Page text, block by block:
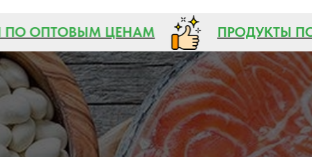
ПО ОПТОВЫМ ЦЕНАМ ПРОДУКТЫ